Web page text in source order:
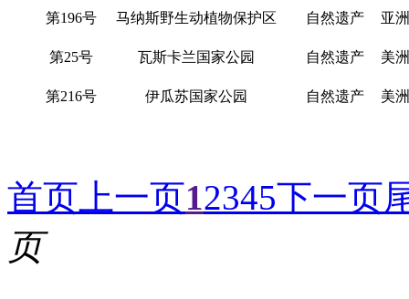
第196号 马纳斯野生动植物保护区 自然遗产 亚洲
第25号 瓦斯卡兰国家公园 自然遗产 美洲
第216号 伊瓜苏国家公园 自然遗产 美洲
首页 上一页12345下一页
页